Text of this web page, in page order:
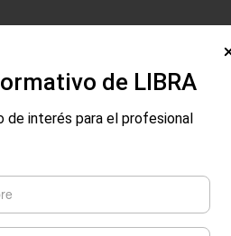
de LIBRA
de interés para el profesional